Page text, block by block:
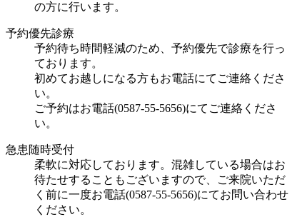
の方に行います。
予約優先診療
予約待ち時間軽減のため、予約優先で診療を行っ
ております。
初めてお越しになる方もお電話にてご連絡くださ
い。
ご予約はお電話(0587-55-5656)にてご連絡くださ
い。
急患随時受付
柔軟に対応しております。混雑している場合はお
待たせすることもございますので、ご来院いただ
く前に一度お電話(0587-55-5656)にてお問い合わせ
ください。